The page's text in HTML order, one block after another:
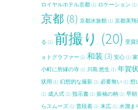
ロイヤルホテル京都 (1) ロケーション (1)
京都 (8) 京都水族館 (1) 京都美翔
る (1) 前撮り (20) 受賞
ォトグラファー (1) 和装 (3) 安心 (1)
小町に所縁の寺 (1) 川島 悠生 (1) 年賀状
状用 (1) 幻想的な撮影 (1) 必要無い (1) 想
(1) 成人式 (1) 指示書 (1) 振袖の柄 (1) 早朝
らスムーズ (1) 普段着 (1) 末広 (1) 水溜ま